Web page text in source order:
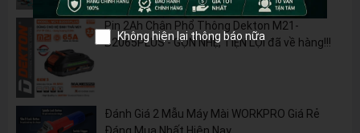
Nhiên Liệu
Pin 2Ah Chân Phổ Thông Dekton M21-
B2065PLUS - GỌN NHẸ, TIỆN LỢI đã về hàng!!!
Đánh Giá 2 Mẫu Máy Mài WORKPRO Giá Rẻ
Không hiện lại thông báo nữa